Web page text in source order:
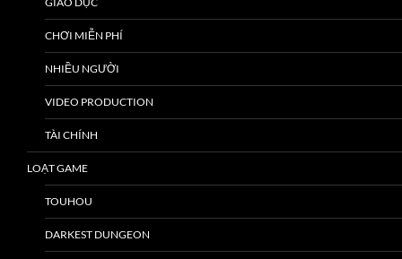
CHƠI MIỄN PHÍ
NHIỀU NGƯỜI
VIDEO PRODUCTION
TÀI CHÍNH
LOẠT GAME
TOUHOU
DARKEST DUNGEON